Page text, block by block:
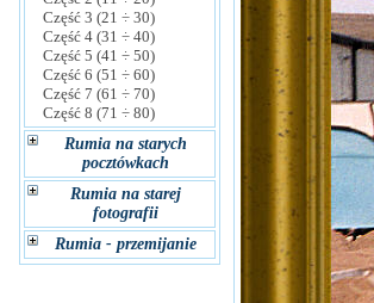
Część 3 (21 ÷ 30)
Część 4 (31 ÷ 40)
Część 5 (41 ÷ 50)
Część 6 (51 ÷ 60)
Część 7 (61 ÷ 70)
Część 8 (71 ÷ 80)
Rumia na starych
pocztówkach
Rumia na starej
fotografii
Rumia - przemijanie